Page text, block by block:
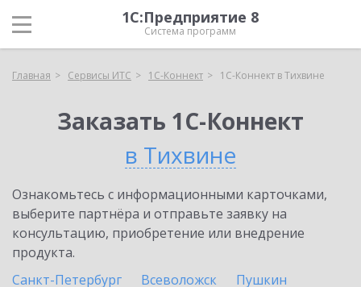
1С:Предприятие 8
Система программ
Главная Сервисы ИТС 1С-Коннект 1С-Коннект в Тихвине
Заказать 1С-Коннект
в Тихвине
Ознакомьтесь с информационными карточками,
выберите партнёра и отправьте заявку на
консультацию, приобретение или внедрение
продукта.
Санкт-Петербург
Всеволожск
Пушкин